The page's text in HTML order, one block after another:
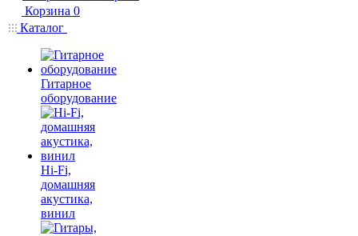
Корзина 0
Каталог
Гитарное
оборудование
Hi-Fi,
домашняя
акустика,
винил